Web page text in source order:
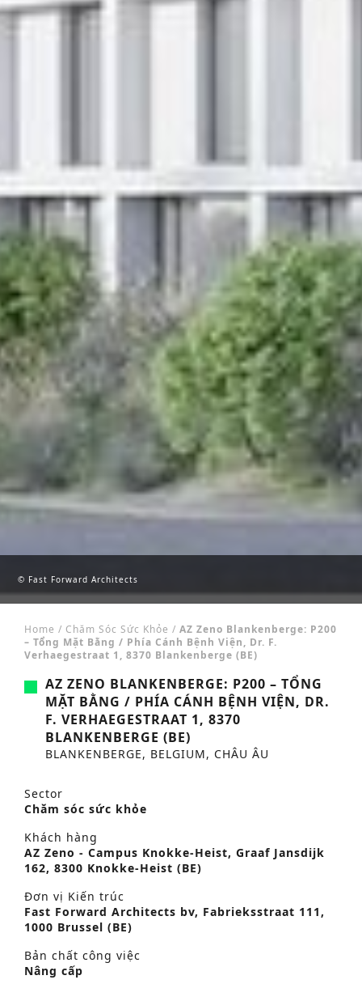
© Fast Forward Architects
Home / Chăm Sóc Sức Khỏe / AZ Zeno Blankenberge: P200
– Tổng Mặt Bằng / Phía Cánh Bệnh Viện, Dr. F.
Verhaegestraat 1, 8370 Blankenberge (BE)
AZ ZENO BLANKENBERGE: P200 – TỔNG
MẶT BẰNG / PHÍA CÁNH BỆNH VIỆN, DR.
F. VERHAEGESTRAAT 1, 8370
BLANKENBERGE (BE)
BLANKENBERGE, BELGIUM, CHÂU ÂU
Sector
Chăm sóc sức khỏe
Khách hàng
AZ Zeno - Campus Knokke-Heist, Graaf Jansdijk
162, 8300 Knokke-Heist (BE)
Đơn vị Kiến trúc
Fast Forward Architects bv, Fabrieksstraat 111,
1000 Brussel (BE)
Bản chất công việc
Nâng cấp